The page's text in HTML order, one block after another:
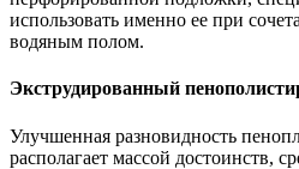
использовать именно ее при
водяным полом.
Экструдированный
Улучшенная разновидность
располагает массой достоинств,